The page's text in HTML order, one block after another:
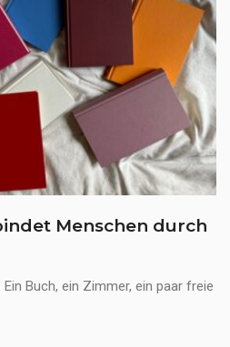
Menschen durch
Buch, ein Zimmer, ein paar freie